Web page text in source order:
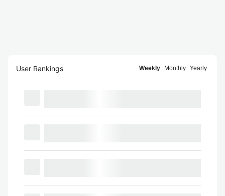
User Rankings Weekly Monthly Yearly